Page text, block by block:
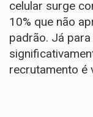
celular surge
10% que não
padrão. Já
recrutamento é